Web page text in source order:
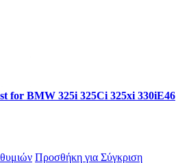
for BMW 325i 325Ci 325xi 330iE46
Προσθήκη για Σύγκριση